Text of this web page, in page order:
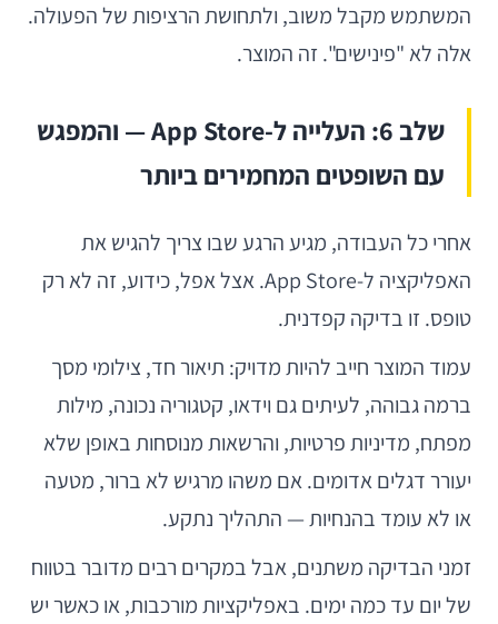
המשתמש מקבל משוב, ולתחושת הרציפות של הפעולה.
אלה לא "פינישים". זה המוצר.
שלב 6: העלייה ל-App Store — והמפגש
עם השופטים המחמירים ביותר
אחרי כל העבודה, מגיע הרגע שבו צריך להגיש את
האפליקציה ל-App Store. אצל אפל, כידוע, זה לא רק
טופס. זו בדיקה קפדנית.
עמוד המוצר חייב להיות מדויק: תיאור חד, צילומי מסך
ברמה גבוהה, לעיתים גם וידאו, קטגוריה נכונה, מילות
מפתח, מדיניות פרטיות, והרשאות מנוסחות באופן שלא
יעורר דגלים אדומים. אם משהו מרגיש לא ברור, מטעה
או לא עומד בהנחיות — התהליך נתקע.
זמני הבדיקה משתנים, אבל במקרים רבים מדובר בטווח
של יום עד כמה ימים. באפליקציות מורכבות, או כאשר יש